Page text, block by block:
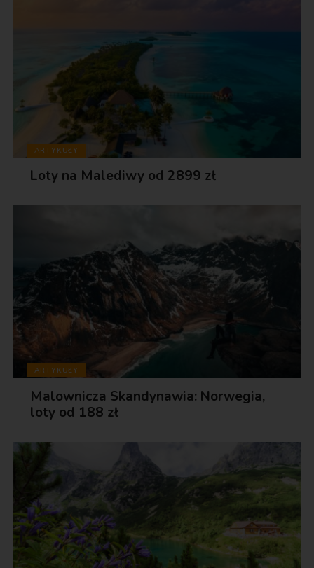
ARTYKUŁY
Loty na Malediwy od 2899 zł
ARTYKUŁY
Malownicza Skandynawia: Norwegia,
loty od 188 zł